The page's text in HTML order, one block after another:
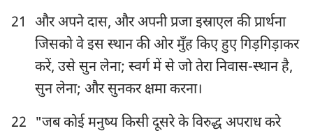
21
और अपने दास, और अपनी प्रजा इस्राएल की प्रार्थना
जिसको वे इस स्थान की ओर मुँह किए हुए गिड़गिड़ाकर
करें, उसे सुन लेना; स्वर्ग में से जो तेरा निवास-स्थान है,
सुन लेना; और सुनकर क्षमा करना।
22 "जब कोई मनुष्य किसी दूसरे के विरुद्ध अपराध करे